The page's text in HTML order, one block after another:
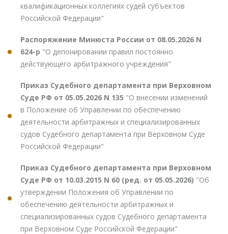
квалификационных коллегиях судей субъектов
Российской Федерации"
Распоряжение Минюста России от 08.05.2026 N
624-р "О депонировании правил постоянно
действующего арбитражного учреждения"
Приказ Судебного департамента при Верховном
Суде РФ от 05.05.2026 N 135 "О внесении изменений
в Положение об Управлении по обеспечению
деятельности арбитражных и специализированных
судов Судебного департамента при Верховном Суде
Российской Федерации"
Приказ Судебного департамента при Верховном
Суде РФ от 10.03.2015 N 60 (ред. от 05.05.2026) "Об
утверждении Положения об Управлении по
обеспечению деятельности арбитражных и
специализированных судов Судебного департамента
при Верховном Суде Российской Федерации"